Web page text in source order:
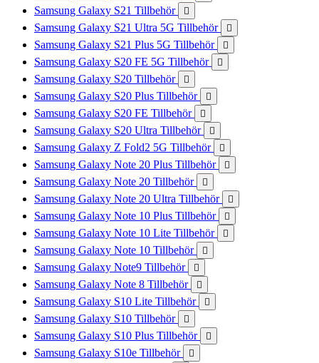
Samsung Galaxy S21 Tillbehör 
Samsung Galaxy S21 Ultra 5G Tillbehör 
Samsung Galaxy S21 Plus 5G Tillbehör 
Samsung Galaxy S20 FE 5G Tillbehör 
Samsung Galaxy S20 Tillbehör 
Samsung Galaxy S20 Plus Tillbehör 
Samsung Galaxy S20 FE Tillbehör 
Samsung Galaxy S20 Ultra Tillbehör 
Samsung Galaxy Z Fold2 5G Tillbehör 
Samsung Galaxy Note 20 Plus Tillbehör 
Samsung Galaxy Note 20 Tillbehör 
Samsung Galaxy Note 20 Ultra Tillbehör 
Samsung Galaxy Note 10 Plus Tillbehör 
Samsung Galaxy Note 10 Lite Tillbehör 
Samsung Galaxy Note 10 Tillbehör 
Samsung Galaxy Note9 Tillbehör 
Samsung Galaxy Note 8 Tillbehör 
Samsung Galaxy S10 Lite Tillbehör 
Samsung Galaxy S10 Tillbehör 
Samsung Galaxy S10 Plus Tillbehör 
Samsung Galaxy S10e Tillbehör 